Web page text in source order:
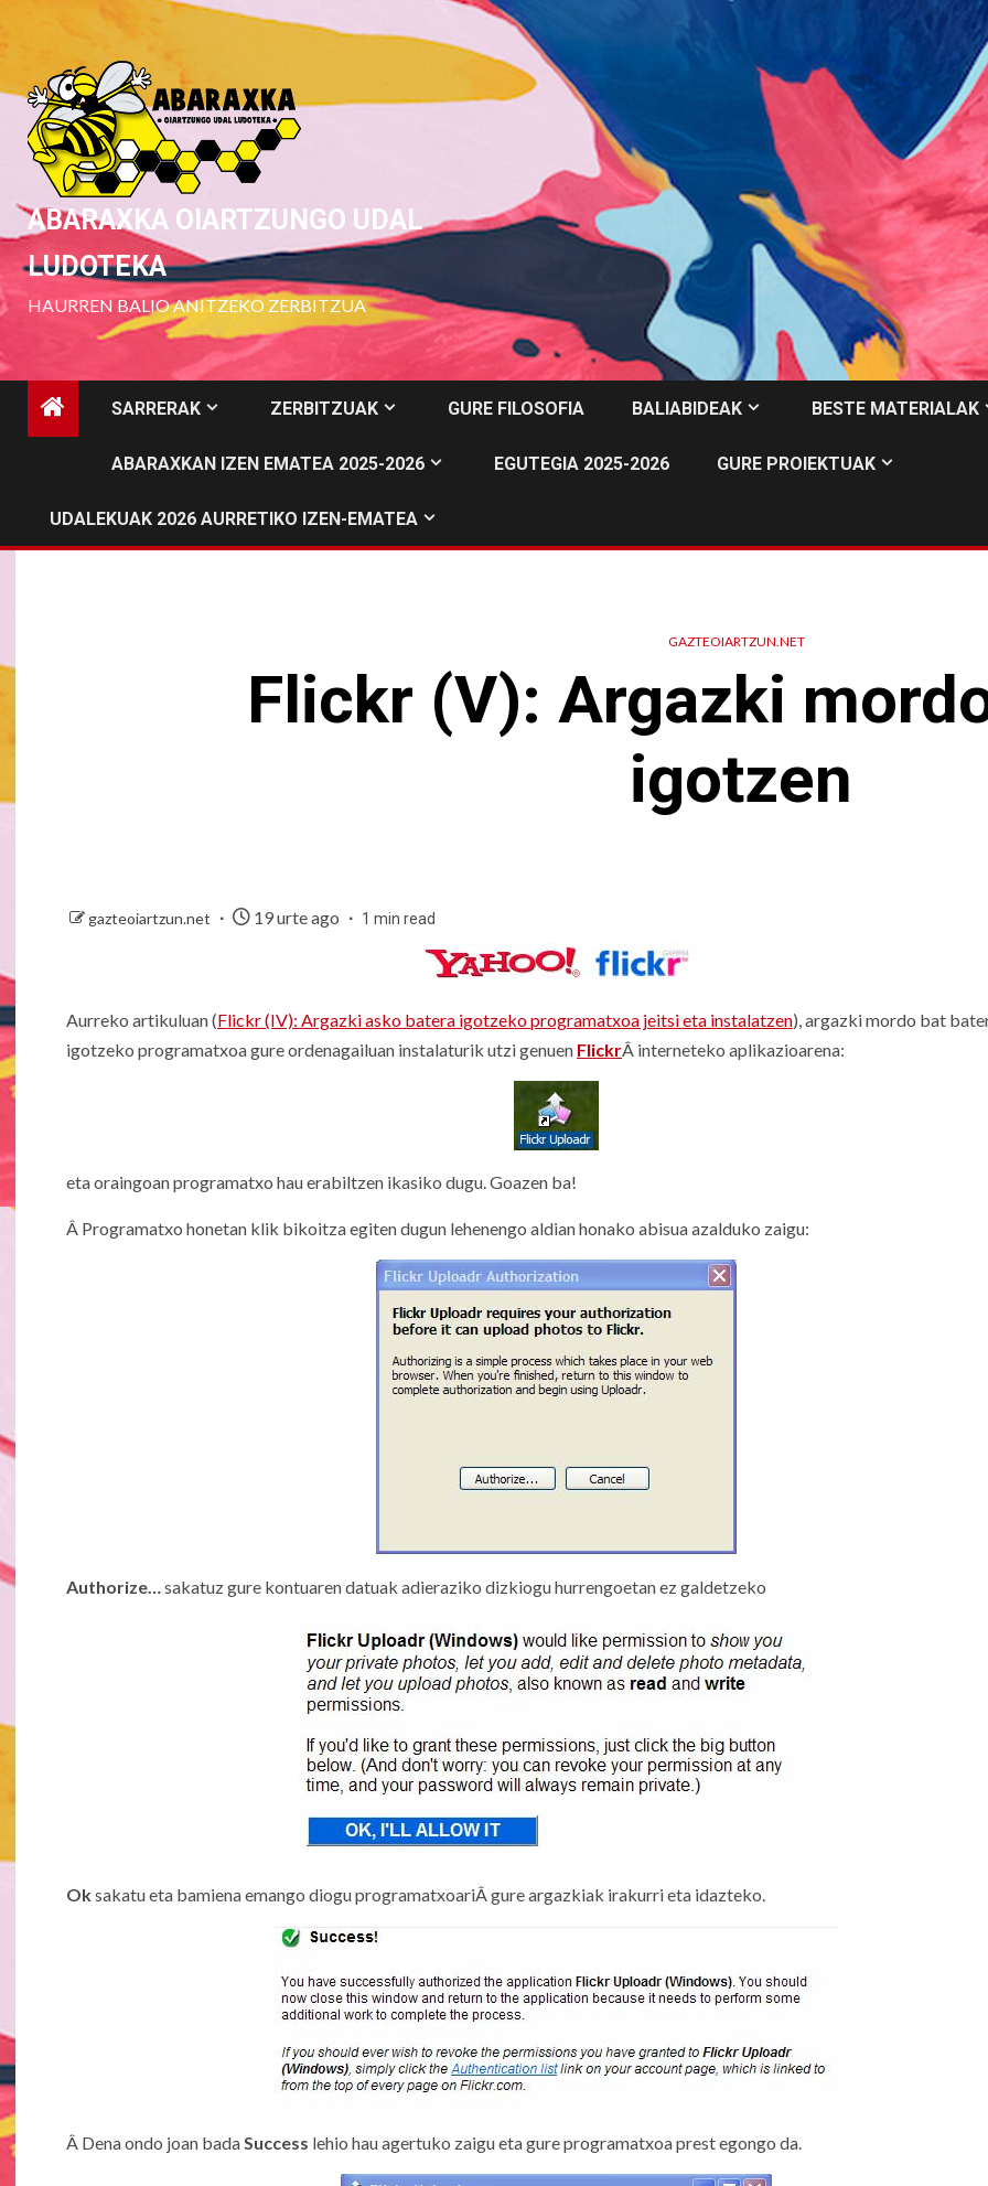
to
content
ABARAXKA OIARTZUNGO UDAL
LUDOTEKA
HAURREN BALIO ANITZEKO ZERBITZUA
SARRERAK ZERBITZUAK GURE FILOSOFIA BALIABIDEAK BESTE MATERIALAK
ABARAXKAN IZEN EMATEA 2025-2026 EGUTEGIA 2025-2026 GURE PROIEKTUAK
UDALEKUAK 2026 AURRETIKO IZEN-EMATEA
GAZTEOIARTZUN.NET
Flickr (V): Argazki
igotzen
gazteoiartzun.net 19 urte ago 1 min read
Aurreko artikuluan (Flickr (IV): Argazki asko batera igotzeko programatxoa jeitsi eta instalatzen), argazki mordo bat
igotzeko programatxoa gure ordenagailuan instalaturik utzi genuen FlickrÂ interneteko aplikazioarena:
eta oraingoan programatxo hau erabiltzen ikasiko dugu. Goazen ba!
Â Programatxo honetan klik bikoitza egiten dugun lehenengo aldian honako abisua azalduko zaigu:
Authorize…sakatuz gure kontuaren datuak adieraziko dizkiogu hurrengoetan ez galdetzeko
Oksakatu eta bamiena emango diogu programatxoariÂ gure argazkiak irakurri eta idazteko.
Â Dena ondo joan badaSuccess lehio hau agertuko zaigu eta gure programatxoa prest egongo da.